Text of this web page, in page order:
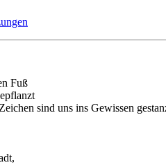
Fuß
sind uns ins Gewissen